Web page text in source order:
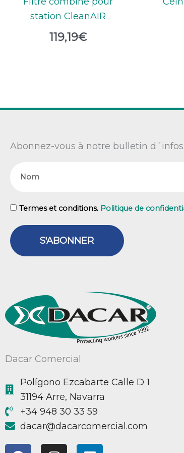
station CleanAIR
119,19€
Abonnez-vous à notre bulletin d´infos
GDPR
Termes et conditions. Politique de
S'ABONNER
Dacar Comercial
Polígono Ezcabarte Calle D 1
31194 Arre, Navarra
+34 948 30 33 59
moc.laicremocracad
@racad